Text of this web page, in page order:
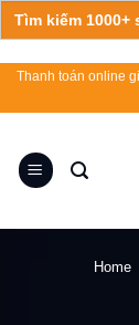
Search
for:
Skip
Thanh toán online
Home